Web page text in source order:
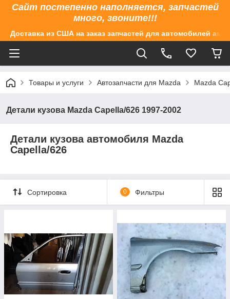
Сайт постепенно наполняется, запчастей
много, звоните!!!
Доставка из США на заказ запчастей для автомобилей
Товары и услуги Автозапчасти для Mazda Mazda
Детали кузова Mazda Capella/626 1997-2002
Детали кузова автомобиля Mazda
Capella/626
Сортировка 0 Фильтры